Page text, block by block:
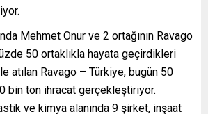
Mehmet Onur ve 2 ortağının Ravago
50 ortaklıkla hayata geçirdikleri
atılan Ravago – Türkiye, bugün 50
bin ton ihracat gerçekleştiriyor.
ve kimya alanında 9 şirket, inşaat